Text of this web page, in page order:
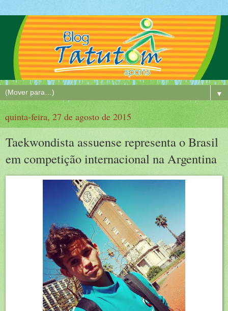
▼
quinta-feira, 27 de agosto de 2015
Taekwondista assuense representa o Brasil
em competição internacional na Argentina